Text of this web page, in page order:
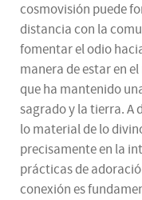
cosmovisión puede
distancia con la
fomentar el odio
manera de estar en
que ha mantenido
sagrado y la tierra. A
lo material de lo
precisamente en la
prácticas de
conexión es